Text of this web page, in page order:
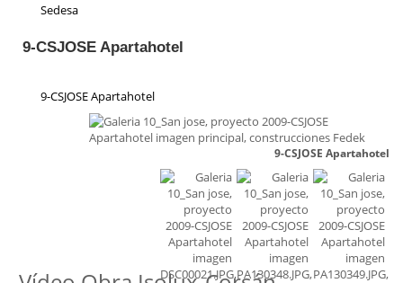
Sedesa
Collosa
Priasa
Padeser
9-CSJOSE Apartahotel
9-CSJOSE Apartahotel
9-CSJOSE Apartahotel